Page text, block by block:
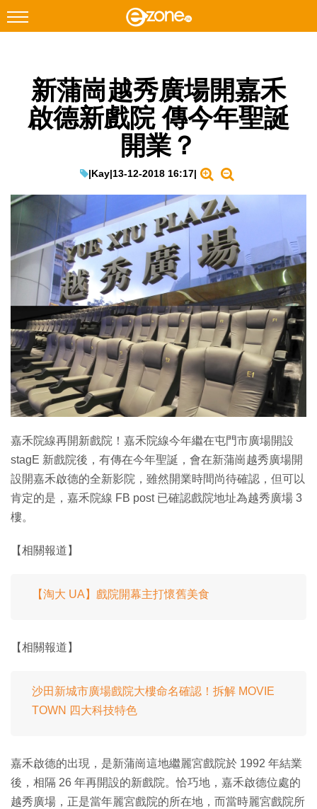
Facebook Instagram
科技焦點
教學評測
EduTech
IT Times
生成式AI與雲端應用
Enterprise Digital Transformation
特集
新蒲崗越秀廣場開嘉禾
啟德新戲院 傳今年聖誕
開業？
|Kay|13-12-2018 16:17|
嘉禾院線再開新戲院！嘉禾院線今年繼在屯門市廣場開設
stagE 新戲院後，有傳在今年聖誕，會在新蒲崗越秀廣場開
設開嘉禾啟德的全新影院，雖然開業時間尚待確認，但可以
肯定的是，嘉禾院線 FB post 已確認戲院地址為越秀廣場 3
樓。
【相關報道】
【淘大 UA】戲院開幕主打懷舊美食
【相關報道】
沙田新城市廣場戲院大樓命名確認！拆解 MOVIE
TOWN 四大科技特色
嘉禾啟德的出現，是新蒲崗這地繼麗宮戲院於 1992 年結業
後，相隔 26 年再開設的新戲院。恰巧地，嘉禾啟德位處的
越秀廣場，正是當年麗宮戲院的所在地，而當時麗宮戲院所